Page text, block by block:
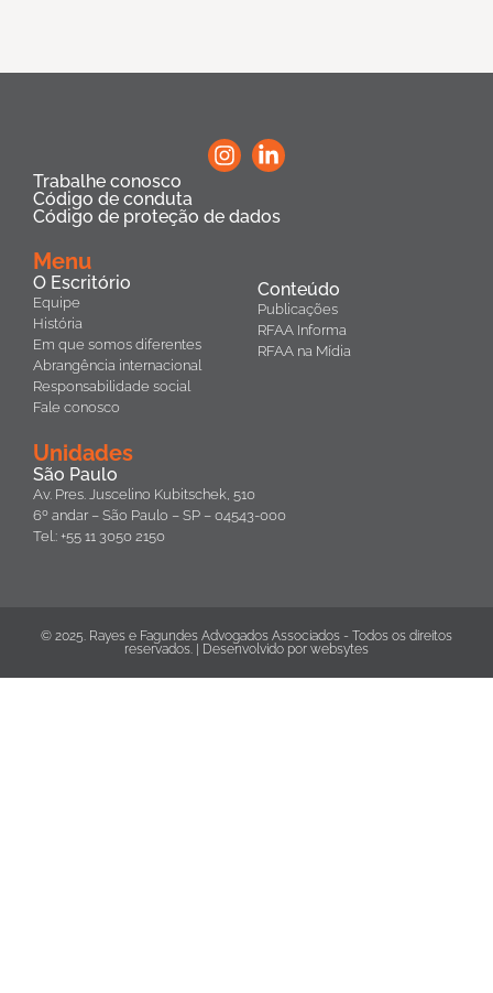
Trabalhe conosco
Código de conduta
Código de proteção de dados
Menu
O Escritório
Equipe
História
Em que somos diferentes
Abrangência internacional
Responsabilidade social
Fale conosco
Conteúdo
Publicações
RFAA Informa
RFAA na Mídia
Unidades
São Paulo
Av. Pres. Juscelino Kubitschek, 510
6º andar – São Paulo – SP – 04543-000
Tel.: +55 11 3050 2150
© 2025. Rayes e Fagundes Advogados Associados - Todos os direitos
reservados. | Desenvolvido por websytes